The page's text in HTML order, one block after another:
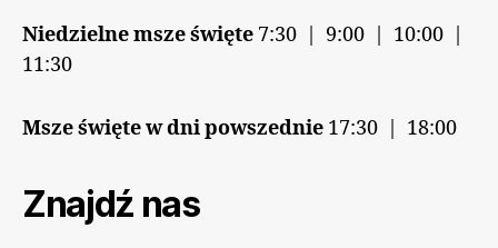
Niedzielne msze święte 7:30 | 9:00 | 10:00 |
11:30
Msze święte w dni powszednie 17:30 | 18:00
Znajdź nas